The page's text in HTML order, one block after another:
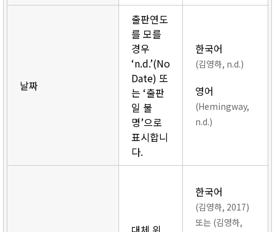
날짜
출판연도
를 모를
경우
‘n.d.’(No
Date) 또
는 ‘출판
일 불
명’으로
표시합니
다.
한국어
(김영하, n.d.)
영어
(Hemingway,
n.d.)
한국어
(김영하, 2017)
또는 (김영하,